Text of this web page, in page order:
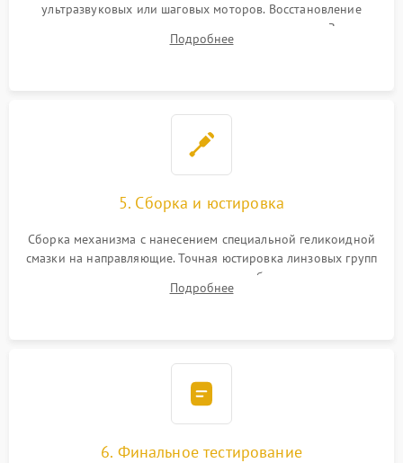
ультразвуковых или шаговых моторов. Восстановление
геометрии направляющих при заклинивании зума. Замена
неисправного блока диафрагмы, датчиков положения или
Подробнее
5. Сборка и юстировка
Сборка механизма с нанесением специальной геликоидной
смазки на направляющие. Точная юстировка линзовых групп
программным или механическим способом для устранения
бэк
Подробнее
6. Финальное тестирование